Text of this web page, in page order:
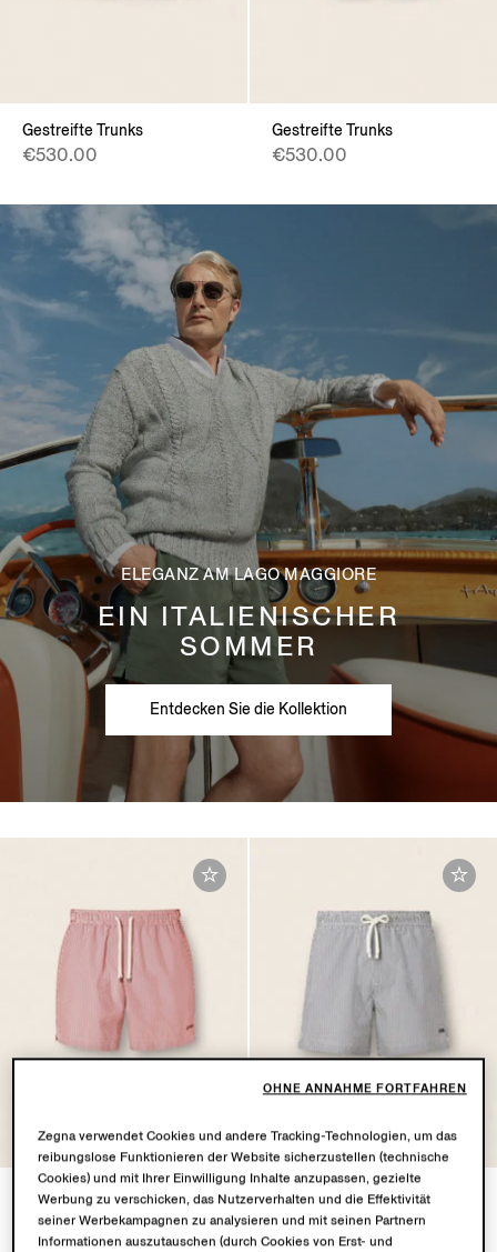
Gestreifte Trunks
€530.00
Gestreifte Trunks
€530.00
ELEGANZ AM LAGO MAGGIORE
EIN ITALIENISCHER
SOMMER
Entdecken Sie die Kollektion
Gestreifte Trunks
€465.00
Gestreifte Trunks
€465.00
Zegna verwendet Cookies und andere Tracking-Technologien, um das
reibungslose Funktionieren der Website sicherzustellen (technische
Cookies) und mit Ihrer Einwilligung Inhalte anzupassen, gezielte
Werbung zu verschicken, das Nutzerverhalten und die Effektivität
seiner Werbekampagnen zu analysieren und mit seinen Partnern
Informationen auszutauschen (durch Cookies von Erst- und
OHNE ANNAHME FORTFAHREN